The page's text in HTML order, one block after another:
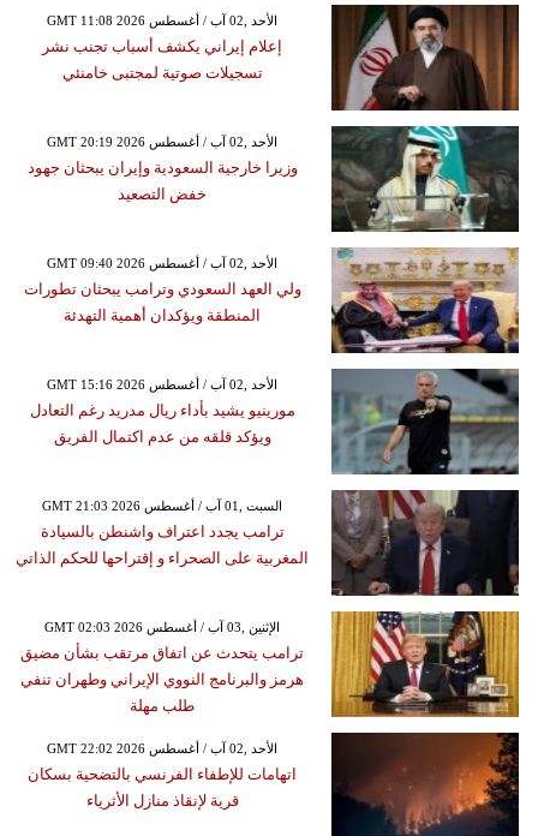
GMT 11:08 2026 الأحد ,02 آب / أغسطس
إعلام إيراني يكشف أسباب تجنب نشر
تسجيلات صوتية لمجتبى خامنئي
GMT 20:19 2026 الأحد ,02 آب / أغسطس
وزيرا خارجية السعودية وإيران يبحثان جهود
خفض التصعيد
GMT 09:40 2026 الأحد ,02 آب / أغسطس
ولي العهد السعودي وترامب يبحثان تطورات
المنطقة ويؤكدان أهمية التهدئة
GMT 15:16 2026 الأحد ,02 آب / أغسطس
مورينيو يشيد بأداء ريال مدريد رغم التعادل
ويؤكد قلقه من عدم اكتمال الفريق
GMT 21:03 2026 السبت ,01 آب / أغسطس
ترامب يجدد اعتراف واشنطن بالسيادة
المغربية على الصحراء و إقتراحها للحكم الذاتي
GMT 02:03 2026 الإثنين ,03 آب / أغسطس
ترامب يتحدث عن اتفاق مرتقب بشأن مضيق
هرمز والبرنامج النووي الإيراني وطهران تنفي
طلب مهلة
GMT 22:02 2026 الأحد ,02 آب / أغسطس
اتهامات للإطفاء الفرنسي بالتضحية بسكان
قرية لإنقاذ منازل الأثرياء